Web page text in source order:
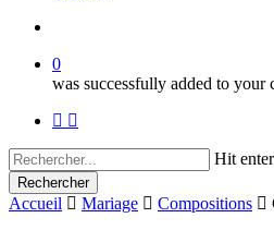
0
was successfully added to your
facebook
instagram
Hit
Rechercher
Close
Accueil Mariage Compositions